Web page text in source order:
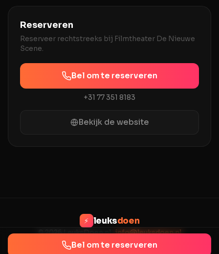
Reserveren
Reserveer rechtstreeks bij Filmtheater De Nieuwe
Scene.
Bel om te reserveren
+31 77 351 8183
Bekijk de website
Bel om te reserveren
⚡ leuksdoen
© 2026 LeuksDoen.nl ·info@leuksdoen.nl
PrivacyVoorwaardenContact